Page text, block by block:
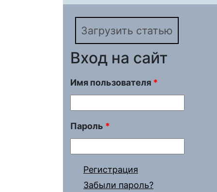
Загрузить статью
Вход на сайт
Имя пользователя *
Пароль *
Регистрация
Забыли пароль?